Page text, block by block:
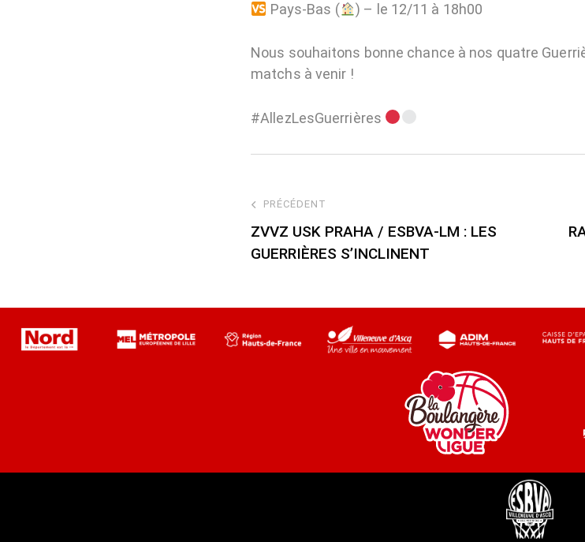
Pays-Bas (
) – le 12/11 à 18h00
Nous souhaitons bonne chance à nos quatre
matchs à venir !
#AllezLesGuerrières
PRÉCÉDENT
ZVVZ USK PRAHA / ESBVA-LM : LES
GUERRIÈRES S’INCLINENT